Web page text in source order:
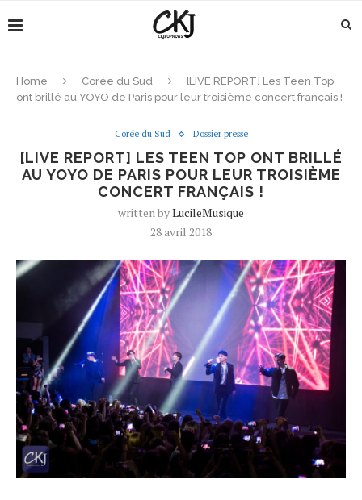
Home Corée du Sud
[LIVE REPORT] Les Teen Top
ont brillé au YOYO de Paris pour leur troisième concert français !
Corée du Sud Dossier presse
[LIVE REPORT] LES TEEN TOP ONT BRILLÉ
AU YOYO DE PARIS POUR LEUR TROISIÈME
CONCERT FRANÇAIS !
written byLucileMusique
28 avril 2018